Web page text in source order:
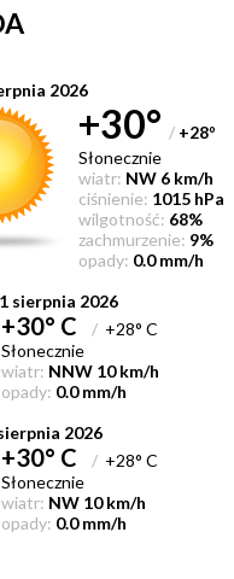
2026
+30° / +28°
Słonecznie
wiatr: NW 6 km/h
ciśnienie: 1015 hPa
wilgotność: 68%
zachmurzenie: 9%
opady: 0.0 mm/h
sierpnia 2026
+30° C /+28° C
Słonecznie
wiatr: NNW 10 km/h
opady: 0.0 mm/h
2026
+30° C /+28° C
Słonecznie
wiatr: NW 10 km/h
opady: 0.0 mm/h